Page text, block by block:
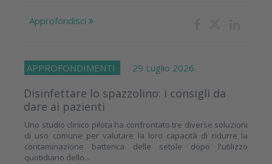
Approfondisci
APPROFONDIMENTI 29 Luglio 2026
Disinfettare lo spazzolino: i consigli da
dare ai pazienti
Uno studio clinico pilota ha confrontato tre diverse soluzioni
di uso comune per valutare la loro capacità di ridurre la
contaminazione batterica delle setole dopo l'utilizzo
quotidiano dello...